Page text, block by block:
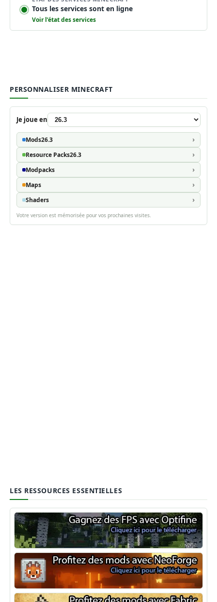
Tous les services sont en ligne
Voir l’état des services
PERSONNALISER MINECRAFT
Je joue en
Mods26.3
Resource Packs26.3
Modpacks
Maps
Shaders
Votre version est mémorisée pour vos prochaines visites.
LES RESSOURCES ESSENTIELLES
Optifine
NeoForge